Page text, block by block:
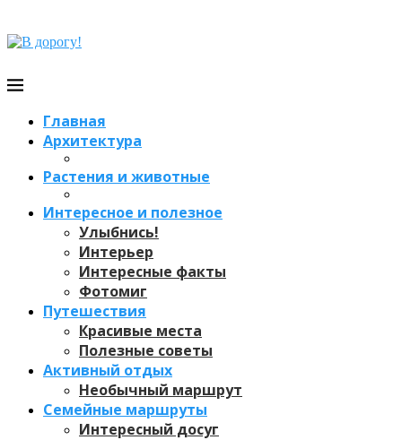
Главная
Архитектура
Растения и животные
Интересное и полезное
Улыбнись!
Интерьер
Интересные факты
Фотомиг
Путешествия
Красивые места
Полезные советы
Активный отдых
Необычный маршрут
Семейные маршруты
Интересный досуг